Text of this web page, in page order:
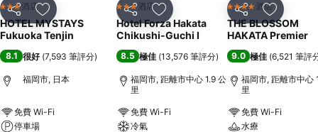
分享 放到收藏夾
3 星級酒店
HOTEL MYSTAYS
Fukuoka Tenjin
8.1 很好 (7,593 筆評分)
福岡市, 日本
免費 Wi-Fi
停車場
分享 放到收藏夾
3 星級酒店
Hotel Forza Hakata
Chikushi-Guchi Ⅰ
8.5 極佳 (13,576 筆評分)
福岡市, 距離市中心 1.9 公
里
免費 Wi-Fi
冷氣
分享 放到收藏
4 星級 酒店
THE BLOSSOM
HAKATA Premier
9.0 極佳 (6,521 筆評
福岡市, 距離市中心
里
免費 Wi-Fi
水療